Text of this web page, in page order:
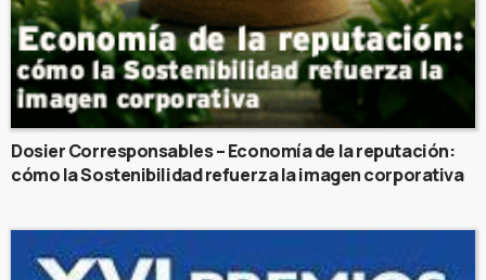
Dosier Corresponsables – Economía de la reputación:
cómo la Sostenibilidad refuerza la imagen corporativa